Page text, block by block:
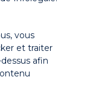
vous
et traiter
afin